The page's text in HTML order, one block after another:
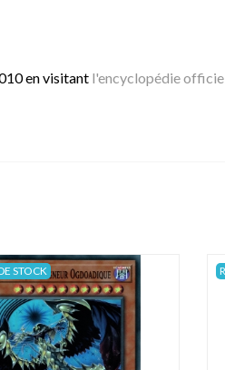
en visitant l'encyclopédie
STOCK